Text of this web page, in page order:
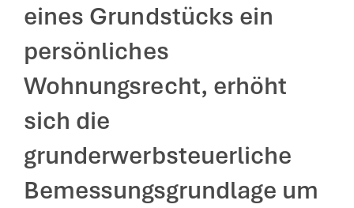
eines Grundstücks ein
persönliches
Wohnungsrecht, erhöht
sich die
grunderwerbsteuerliche
Bemessungsgrundlage um